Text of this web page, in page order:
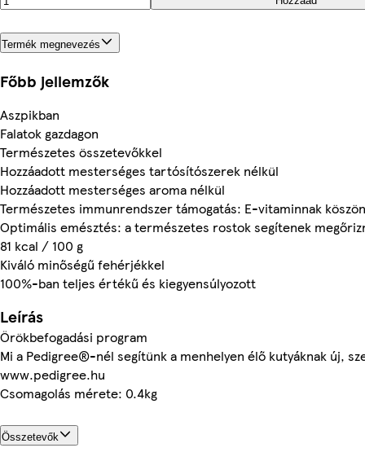
Termék megnevezés
Főbb jellemzők
Aszpikban
Falatok gazdagon
Természetes összetevőkkel
Hozzáadott mesterséges tartósítószerek nélkül
Hozzáadott mesterséges aroma nélkül
Természetes immunrendszer támogatás: E-vitaminnak
Optimális emésztés: a természetes rostok segítenek
81 kcal / 100 g
Kiváló minőségű fehérjékkel
100%-ban teljes értékű és kiegyensúlyozott
Leírás
Örökbefogadási program
Mi a Pedigree®-nél segítünk a menhelyen élő kutyáknak új,
www.pedigree.hu
Csomagolás mérete: 0.4kg
Összetevők